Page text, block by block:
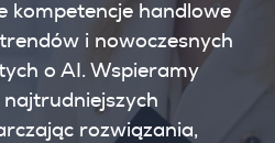
kompetencje handlowe
i nowoczesnych
o AI. Wspieramy
rozwiązania,